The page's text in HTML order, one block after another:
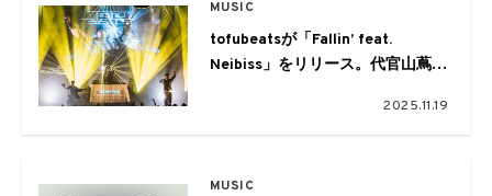
MUSIC
tofubeatsが「Fallin’ feat.
Neibiss」をリリース。代官山蔦屋
2025.11.19
MUSIC